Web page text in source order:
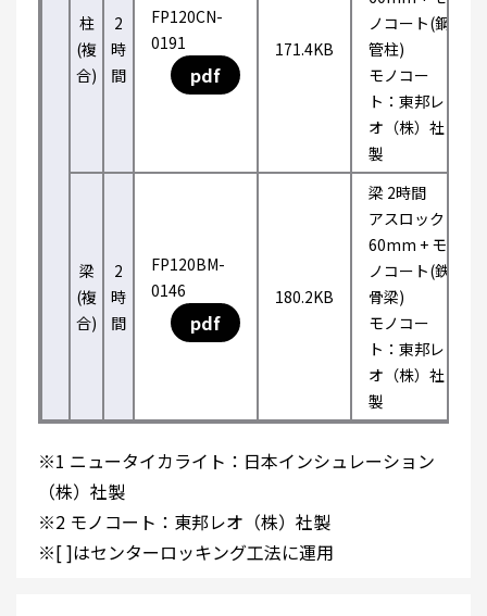
柱
(複
合)
2
時
間
FP120CN-
0191
pdf
171.4KB
ノコート(鋼
管柱)
モノコー
ト：東邦レ
オ（株）社
製
梁
(複
合)
2
時
間
FP120BM-
0146
pdf
180.2KB
梁 2時間
アスロック
60mm + モ
ノコート(鉄
骨梁)
モノコー
ト：東邦レ
オ（株）社
製
※1 ニュータイカライト：日本インシュレーション
（株）社製
※2 モノコート：東邦レオ（株）社製
※[ ]はセンターロッキング工法に運用